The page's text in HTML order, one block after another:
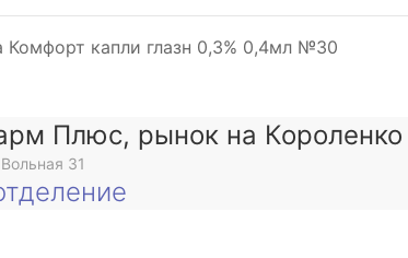
Комфорт капли глазн 0,3% 0,4мл №30
Плюс, рынок на Короленко
31